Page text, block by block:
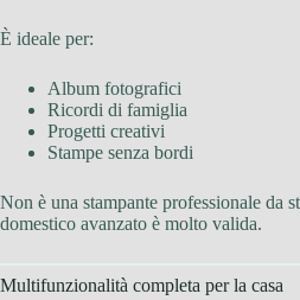
È ideale per:
Album fotografici
Ricordi di famiglia
Progetti creativi
Stampe senza bordi
Non è una stampante professionale da
domestico avanzato è molto valida.
Multifunzionalità completa per la casa